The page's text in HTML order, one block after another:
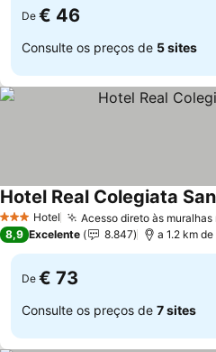
De € 46
Consulte os preços de 5 sites
3 EstrelasHotel Acesso direto às muralhas
Hotel Real Colegiata
8,9 Excelente 8.847 a 1.2 km
De € 73
Consulte os preços de 7 sites